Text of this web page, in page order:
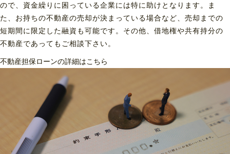
ので、資金繰りに困っている企業には特に助けとなります。ま
た、お持ちの不動産の売却が決まっている場合など、売却までの
短期間に限定した融資も可能です。その他、借地権や共有持分の
不動産であってもご相談下さい。
不動産担保ローンの詳細はこちら